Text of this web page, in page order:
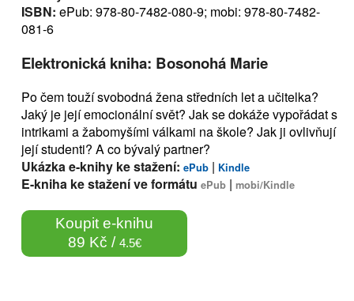
ISBN: ePub: 978-80-7482-080-9; mobi: 978-80-7482-
081-6
Elektronická kniha: Bosonohá Marie
Po čem touží svobodná žena středních let a učitelka?
Jaký je její emocionální svět? Jak se dokáže vypořádat s
intrikami a žabomyšími válkami na škole? Jak ji ovlivňují
její studenti? A co bývalý partner?
Ukázka e-knihy ke stažení: ePub | Kindle
E-kniha ke stažení ve formátu ePub | mobi/Kindle
Koupit e-knihu
89 Kč / 4.5€